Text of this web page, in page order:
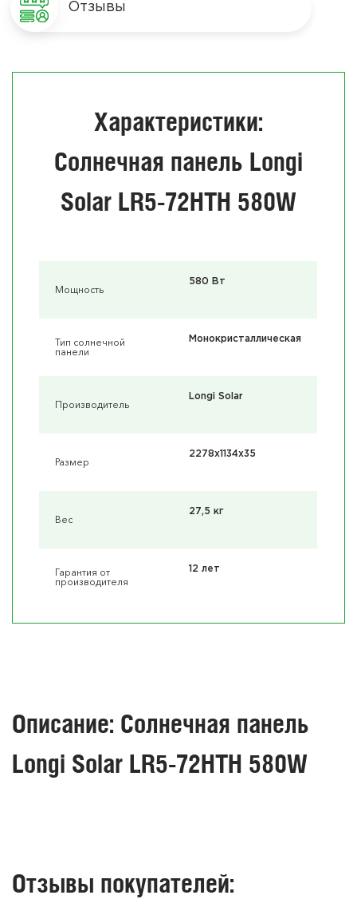
Отзывы
Характеристики:
Солнечная панель Longi
Solar LR5-72HTH 580W
Мощность
580 Вт
Тип солнечной
панели
Монокристаллическая
Производитель
Longi Solar
Размер
2278x1134x35
Вес
27,5 кг
Гарантия от
производителя
12 лет
Описание: Солнечная панель
Longi Solar LR5-72HTH 580W
Отзывы покупателей: